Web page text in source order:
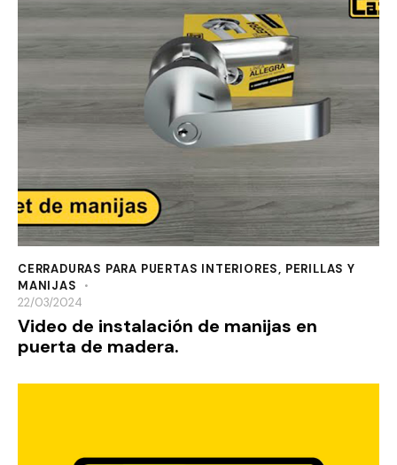
CERRADURAS PARA PUERTAS INTERIORES, PERILLAS Y
MANIJAS
22/03/2024
Video de instalación de manijas en
puerta de madera.